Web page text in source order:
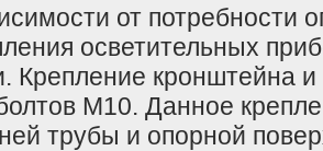
от потребности
осветительных
Крепление кронштейна
М10. Данное
трубы и опорной